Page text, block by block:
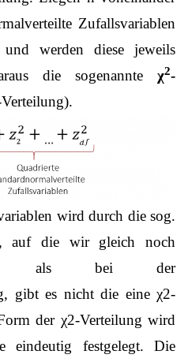
Zufallsvariablen
werden diese jeweils
die sogenannte χ2-
wird durch die sog.
auf die wir gleich noch
als bei der
gibt es nicht die eine χ2-
der χ2-Verteilung wird
eindeutig festgelegt. Die